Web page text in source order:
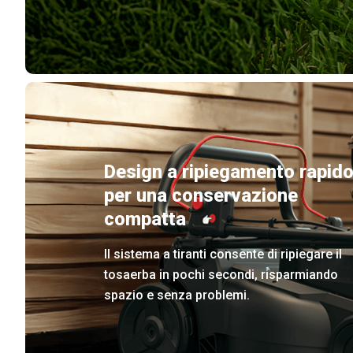
Design a ripiegamento rapido
per una conservazione
compatta
Il sistema a tiranti consente di ripiegare il
tosaerba in pochi secondi, risparmiando
spazio e senza problemi.